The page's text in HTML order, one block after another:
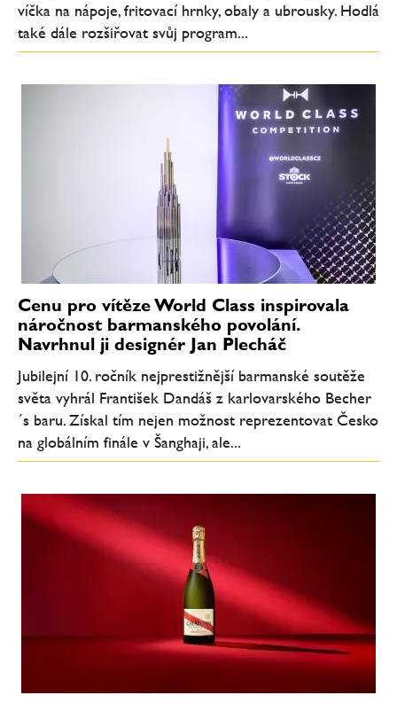
víčka na nápoje, fritovací hrnky, obaly a ubrousky. Hodlá
také dále rozšiřovat svůj program...
Cenu pro vítěze World Class inspirovala
náročnost barmanského povolání.
Navrhnul ji designér Jan Plecháč
Jubilejní 10. ročník nejprestižnější barmanské soutěže
světa vyhrál František Dandáš z karlovarského Becher
´s baru. Získal tím nejen možnost reprezentovat Česko
na globálním finále v Šanghaji, ale...